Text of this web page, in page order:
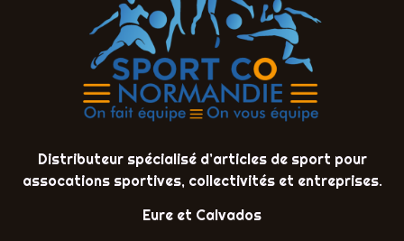
Distributeur spécialisé d’articles de sport pour
assocations sportives, collectivités et entreprises.
Eure et Calvados